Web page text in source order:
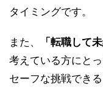
タイミングです。
また、 「転職して
考えている方にと
セーフな挑戦でき